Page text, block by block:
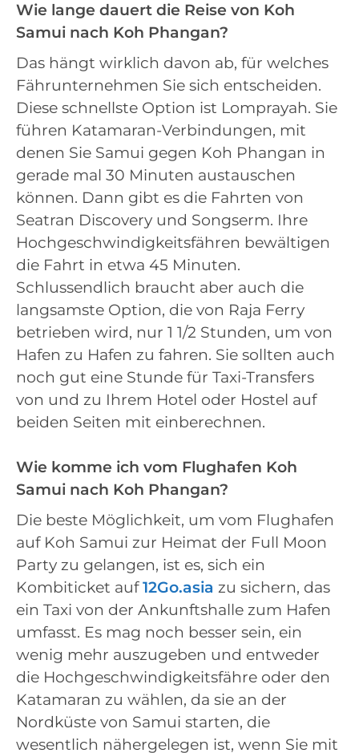
Wie lange dauert die Reise von Koh
Samui nach Koh Phangan?
Das hängt wirklich davon ab, für welches
Fährunternehmen Sie sich entscheiden.
Diese schnellste Option ist Lomprayah. Sie
führen Katamaran-Verbindungen, mit
denen Sie Samui gegen Koh Phangan in
gerade mal 30 Minuten austauschen
können. Dann gibt es die Fahrten von
Seatran Discovery und Songserm. Ihre
Hochgeschwindigkeitsfähren bewältigen
die Fahrt in etwa 45 Minuten.
Schlussendlich braucht aber auch die
langsamste Option, die von Raja Ferry
betrieben wird, nur 1 1/2 Stunden, um von
Hafen zu Hafen zu fahren. Sie sollten auch
noch gut eine Stunde für Taxi-Transfers
von und zu Ihrem Hotel oder Hostel auf
beiden Seiten mit einberechnen.
Wie komme ich vom Flughafen Koh
Samui nach Koh Phangan?
Die beste Möglichkeit, um vom Flughafen
auf Koh Samui zur Heimat der Full Moon
Party zu gelangen, ist es, sich ein
Kombiticket auf12Go.asia zu sichern, das
ein Taxi von der Ankunftshalle zum Hafen
umfasst. Es mag noch besser sein, ein
wenig mehr auszugeben und entweder
die Hochgeschwindigkeitsfähre oder den
Katamaran zu wählen, da sie an der
Nordküste von Samui starten, die
wesentlich nähergelegen ist, wenn Sie mit